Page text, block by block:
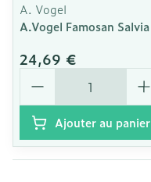
A. Vogel
A.Vogel Famosan Salvia
24,69 €
Quantité
Ajouter au panier